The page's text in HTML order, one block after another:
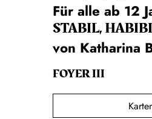
Für alle ab 12
STABIL,
von Katharina
FOYER III